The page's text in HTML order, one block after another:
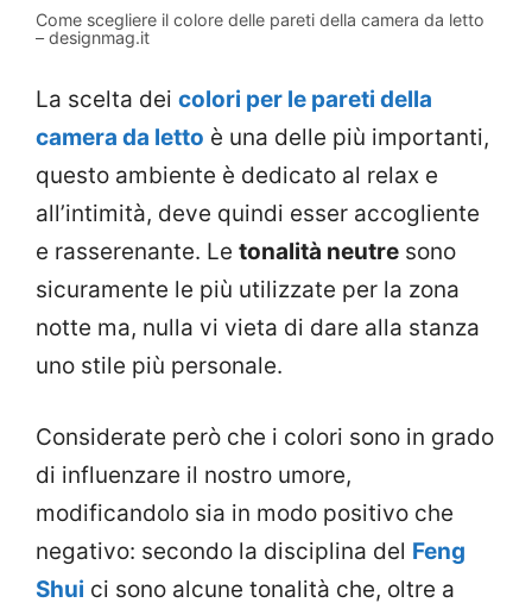
Come scegliere il colore delle pareti della camera da letto
– designmag.it
La scelta dei colori per le pareti della
camera da letto è una delle più importanti,
questo ambiente è dedicato al relax e
all’intimità, deve quindi esser accogliente
e rasserenante. Le tonalità neutre sono
sicuramente le più utilizzate per la zona
notte ma, nulla vi vieta di dare alla stanza
uno stile più personale.
Considerate però che i colori sono in grado
di influenzare il nostro umore,
modificandolo sia in modo positivo che
negativo: secondo la disciplina del Feng
Shui ci sono alcune tonalità che, oltre a